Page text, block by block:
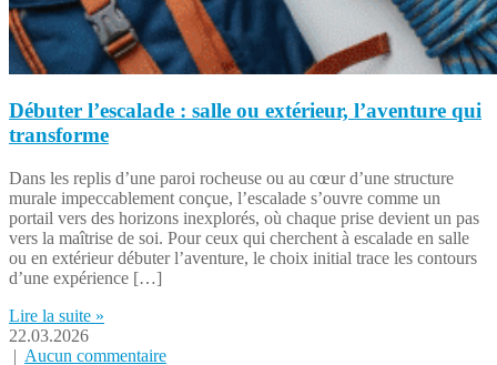
Débuter l’escalade : salle ou extérieur, l’aventure qui
transforme
Dans les replis d’une paroi rocheuse ou au cœur d’une structure
murale impeccablement conçue, l’escalade s’ouvre comme un
portail vers des horizons inexplorés, où chaque prise devient un pas
vers la maîtrise de soi. Pour ceux qui cherchent à escalade en salle
ou en extérieur débuter l’aventure, le choix initial trace les contours
d’une expérience […]
Lire la suite »
22.03.2026
| Aucun commentaire